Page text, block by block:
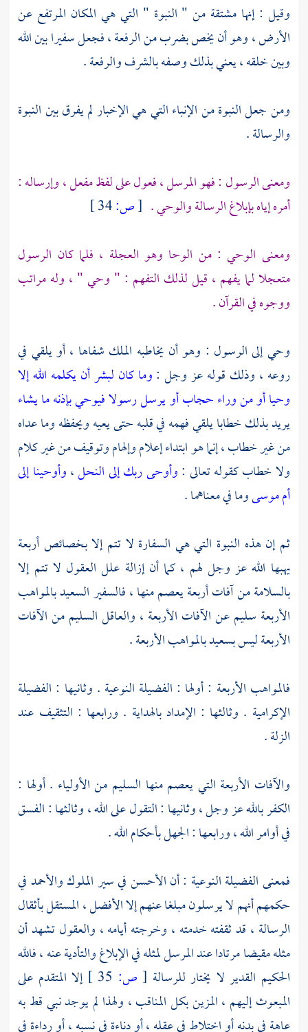
وقيل : إنها مشتقة من " النبوة " التي هي المكان المرتفع عن
الأرض ، وهو أن يخص بضرب من الرفعة ، فجعل سفيرا بين الله
وبين خلقه ، يعني بذلك وصفه بالشرف والرفعة .
ومن جعل النبوة من الإنباء التي هي الإخبار لم يفرق بين النبوة
والرسالة .
ومعنى الرسول : فهو المرسل ، فعول على لفظ مفعل ، وإرساله :
أمره إياه بإبلاغ الرسالة والوحي . [ص:
ومعنى الوحي : من الوحا وهو العجلة ، فلما كان الرسول
متعجلا لما يفهم ، قيل لذلك التفهم : " وحي " ، وله مراتب
ووجوه في القرآن .
وحي إلى الرسول : وهو أن يخاطبه الملك شفاها ، أو يلقي في
روعه ، وذلك قوله عز وجل :وما كان لبشر أن يكلمه الله إلا
وحيا أو من وراء حجاب أو يرسل رسولا فيوحي بإذنه ما يشاء
يريد بذلك خطابا يلقي فهمه في قلبه حتى يعيه ويحفظه وما عداه
من غير خطاب ، إنما هو ابتداء إعلام وإلهام وتوقيف من غير كلام
ولا خطاب كقوله تعالى :وأوحى ربك إلى النحل،وأوحينا إلى
أم موسىوما في معناهما .
ثم إن هذه النبوة التي هي السفارة لا تتم إلا بخصائص أربعة
يهبها الله عز وجل لهم ، كما أن إزالة علل العقول لا تتم إلا
بالسلامة من آفات أربعة يعصم منها ، فالسفير السعيد بالمواهب
الأربعة سليم عن الآفات الأربعة ، والعاقل السليم من الآفات
الأربعة ليس بسعيد بالمواهب الأربعة .
فالمواهب الأربعة : أولها : الفضيلة النوعية . وثانيها : الفضيلة
الإكرامية . وثالثها : الإمداد بالهداية . ورابعها : التثقيف عند
الزلة .
والآفات الأربعة التي يعصم منها السليم من الأولياء . أولها :
الكفر بالله عز وجل ، وثانيها : التقول على الله ، وثالثها : الفسق
في أوامر الله ، ورابعها : الجهل بأحكام الله .
فمعنى الفضيلة النوعية : أن الأحسن في سير الملوك والأحمد في
حكمهم أنهم لا يرسلون مبلغا عنهم إلا الأفضل ، المستقل بأثقال
الرسالة ، قد ثقفته خدمته ، وخرجته أيامه ، والعقول تشهد أن
مثله مقيضا مرتادا عند المرسل لمثله في الإبلاغ والتأدية عنه ، فالله
الحكيم القدير لا يختار للرسالة [ ص:
إلا المتقدم على
المبعوث إليهم ، المزين بكل المناقب ، ولهذا لم يوجد نبي قط به
عاهة في بدنه أو اختلاط في عقله ، أو دناءة في نسبه ، أو رداءة في